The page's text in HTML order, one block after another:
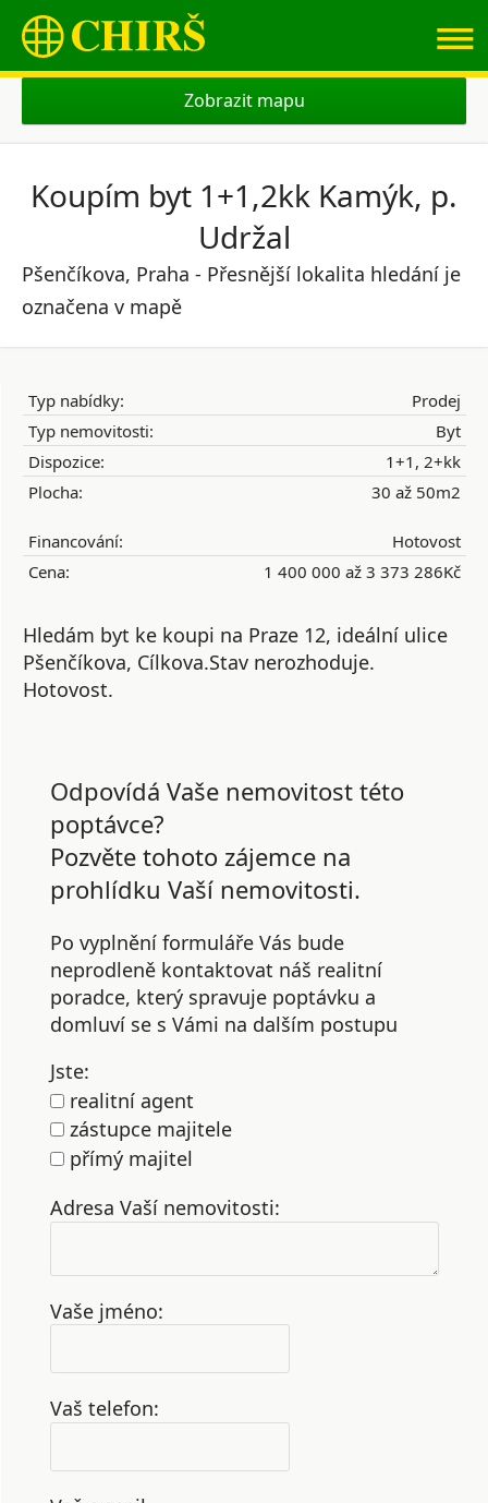
≡
Zobrazit mapu
Koupím byt 1+1,2kk Kamýk, p.
Udržal
Pšenčíkova, Praha - Přesnější lokalita hledání je
označena v mapě
Typ nabídky:
Prodej
Typ nemovitosti:
Byt
Dispozice:
1+1, 2+kk
Plocha:
30 až 50m2
Financování:
Hotovost
Cena:
1 400 000 až 3 373 286Kč
Hledám byt ke koupi na Praze 12, ideální ulice
Pšenčíkova, Cílkova.Stav nerozhoduje.
Hotovost.
Odpovídá Vaše nemovitost této
poptávce?
Pozvěte tohoto zájemce na
prohlídku Vaší nemovitosti.
Po vyplnění formuláře Vás bude
neprodleně kontaktovat náš realitní
poradce, který spravuje poptávku a
domluví se s Vámi na dalším postupu
Jste:
realitní agent
zástupce majitele
přímý majitel
Adresa Vaší nemovitosti:
Vaše jméno:
Vaš telefon: